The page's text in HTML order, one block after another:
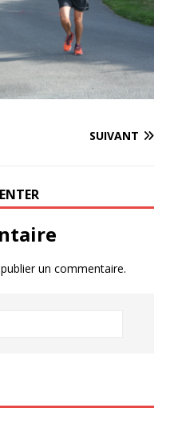
SUIVANT
un commentaire.